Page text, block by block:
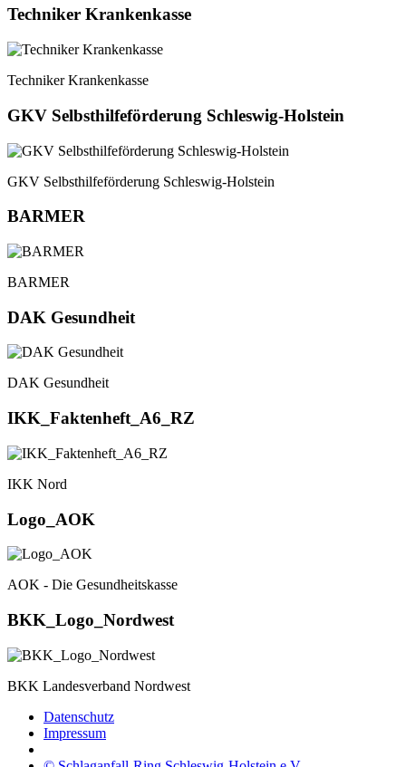
Techniker Krankenkasse
Techniker Krankenkasse
GKV Selbsthilfeförderung Schleswig-Holstein
GKV Selbsthilfeförderung Schleswig-Holstein
BARMER
BARMER
DAK Gesundheit
DAK Gesundheit
IKK_Faktenheft_A6_RZ
IKK Nord
Logo_AOK
AOK - Die Gesundheitskasse
BKK_Logo_Nordwest
BKK Landesverband Nordwest
Datenschutz
Impressum